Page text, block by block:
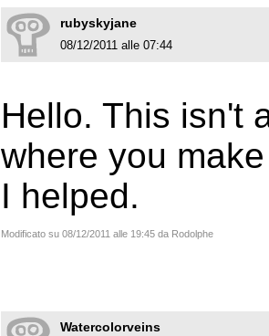
rubyskyjane
08/12/2011 alle 07:44
Hello. This isn't
where you
I helped.
Modificato su 08/12/2011 alle 19:45 da Rodolphe
Watercolorveins